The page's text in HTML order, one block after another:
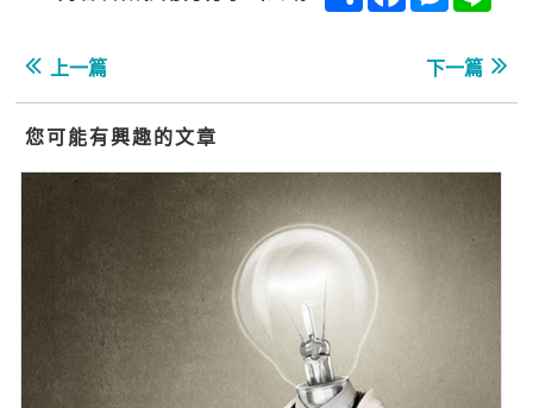
上一篇 下一篇
您可能有興趣的文章